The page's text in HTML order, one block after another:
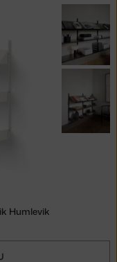
Humlevik